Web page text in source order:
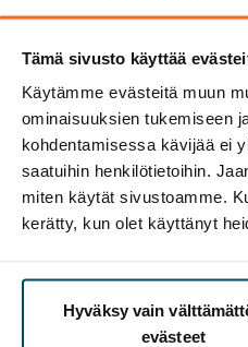
Tämä sivusto käyttää
Käytämme evästeitä muun
ominaisuuksien tukemiseen
kohdentamisessa kävijää ei
saatuihin henkilötietoihin.
miten käytät sivustoamme.
kerätty, kun olet käyttänyt
Hyväksy vain
evästeet
jäseniksi Tarja
Lisätietoja
Toimitusjohtaja
puh. 0201 34